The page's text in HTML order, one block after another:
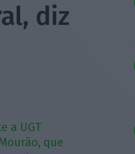
diz
a UGT
que